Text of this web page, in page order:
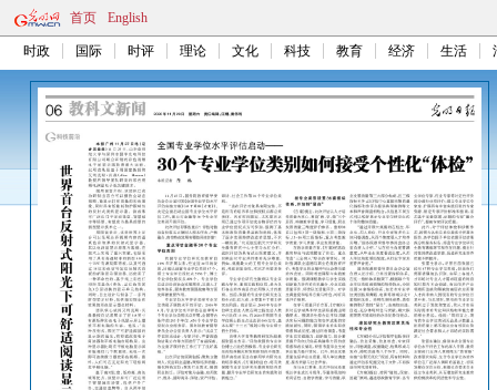
首页 English
时政 国际 时评 理论 文化 科技 教育 经济 生活